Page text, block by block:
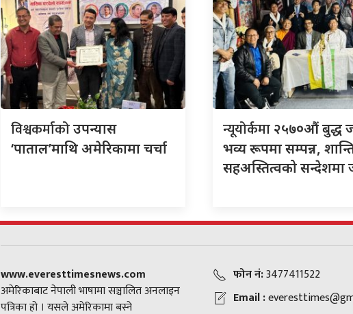
विश्वकर्माकोउपन्यास
‘पाताल’माथि अमेरिकामा चर्चा
न्यूयोर्कमा २५७०औं बुद्ध
भव्य रूपमा सम्पन्न,
सहअस्तित्वको सन्देशमा
www.everesttimesnews.com
अमेरिकाबाट नेपाली भाषामा सञ्चालित अनलाइन
पत्रिका हो । यसले अमेरिकामा बस्ने
फोन नं:3477411522
Email :